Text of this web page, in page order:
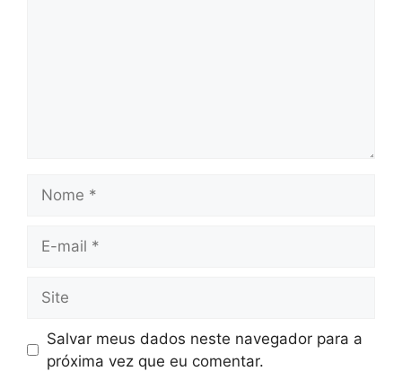
mail
Salvar meus dados neste navegador para a
próxima vez que eu comentar.